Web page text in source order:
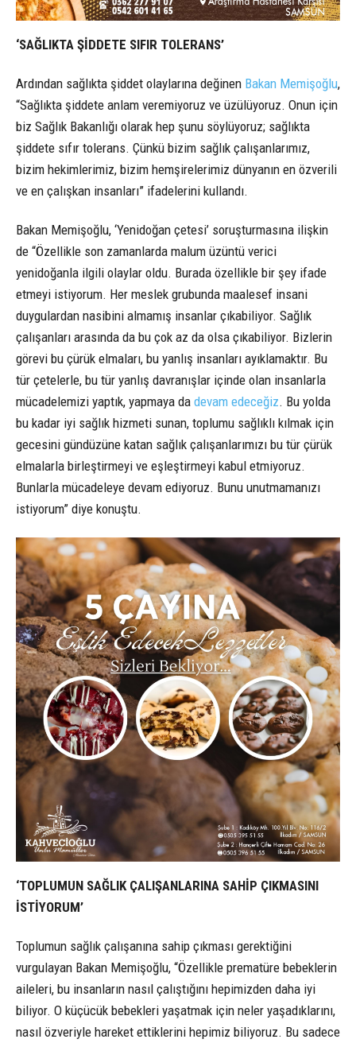
‘SAĞLIKTA ŞİDDETE SIFIR TOLERANS’
Ardından sağlıkta şiddet olaylarına değinen Bakan Memişoğlu,
“Sağlıkta şiddete anlam veremiyoruz ve üzülüyoruz. Onun için
biz Sağlık Bakanlığı olarak hep şunu söylüyoruz; sağlıkta
şiddete sıfır tolerans. Çünkü bizim sağlık çalışanlarımız,
bizim hekimlerimiz, bizim hemşirelerimiz dünyanın en özverili
ve en çalışkan insanları” ifadelerini kullandı.
Bakan Memişoğlu, ‘Yenidoğan çetesi’ soruşturmasına ilişkin
de “Özellikle son zamanlarda malum üzüntü verici
yenidoğanla ilgili olaylar oldu. Burada özellikle bir şey ifade
etmeyi istiyorum. Her meslek grubunda maalesef insani
duygulardan nasibini almamış insanlar çıkabiliyor. Sağlık
çalışanları arasında da bu çok az da olsa çıkabiliyor. Bizlerin
görevi bu çürük elmaları, bu yanlış insanları ayıklamaktır. Bu
tür çetelerle, bu tür yanlış davranışlar içinde olan insanlarla
mücadelemizi yaptık, yapmaya da devam edeceğiz. Bu yolda
bu kadar iyi sağlık hizmeti sunan, toplumu sağlıklı kılmak için
gecesini gündüzüne katan sağlık çalışanlarımızı bu tür çürük
elmalarla birleştirmeyi ve eşleştirmeyi kabul etmiyoruz.
Bunlarla mücadeleye devam ediyoruz. Bunu unutmamanızı
istiyorum” diye konuştu.
‘TOPLUMUN SAĞLIK ÇALIŞANLARINA SAHİP ÇIKMASINI
İSTİYORUM’
Toplumun sağlık çalışanına sahip çıkması gerektiğini
vurgulayan Bakan Memişoğlu, “Özellikle prematüre bebeklerin
aileleri, bu insanların nasıl çalıştığını hepimizden daha iyi
biliyor. O küçücük bebekleri yaşatmak için neler yaşadıklarını,
nasıl özveriyle hareket ettiklerini hepimiz biliyoruz. Bu sadece